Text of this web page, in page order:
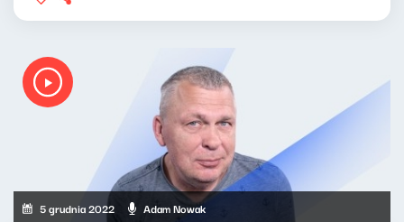
5 grudnia 2022 Adam Nowak